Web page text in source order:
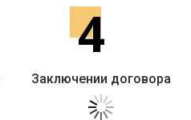
4
Заключении договора